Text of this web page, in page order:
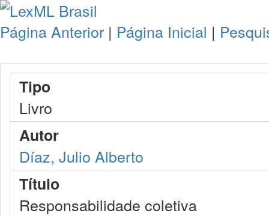
Página Anterior | Página Inicial |
Tipo
Livro
Autor
Díaz, Julio Alberto
Título
Responsabilidade coletiva